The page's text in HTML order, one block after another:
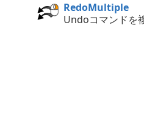
RedoMultiple
Undoコマンドを